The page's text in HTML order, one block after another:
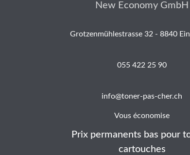
New Economy GmbH
Grotzenmühlestrasse 32 - 8840
055 422 25 90
info@toner-pas-cher.ch
Vous économise
Prix permanents bas pour
cartouches